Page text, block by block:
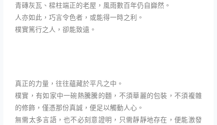
青磚灰瓦、樑柱端正的老屋，風雨數百年仍自巋然。
人亦如此，巧言令色者，或能得一時之利。
樸實篤行之人，卻能致遠。
真正的力量，往往蘊藏於平凡之中。
樸實，有如家中一碗熱騰騰的麵，不須華麗的包裝，不須複雜
的修飾，僅憑那份真誠，便足以觸動人心。
無需太多言語，也不必刻意證明，只需靜靜地存在，便能激發